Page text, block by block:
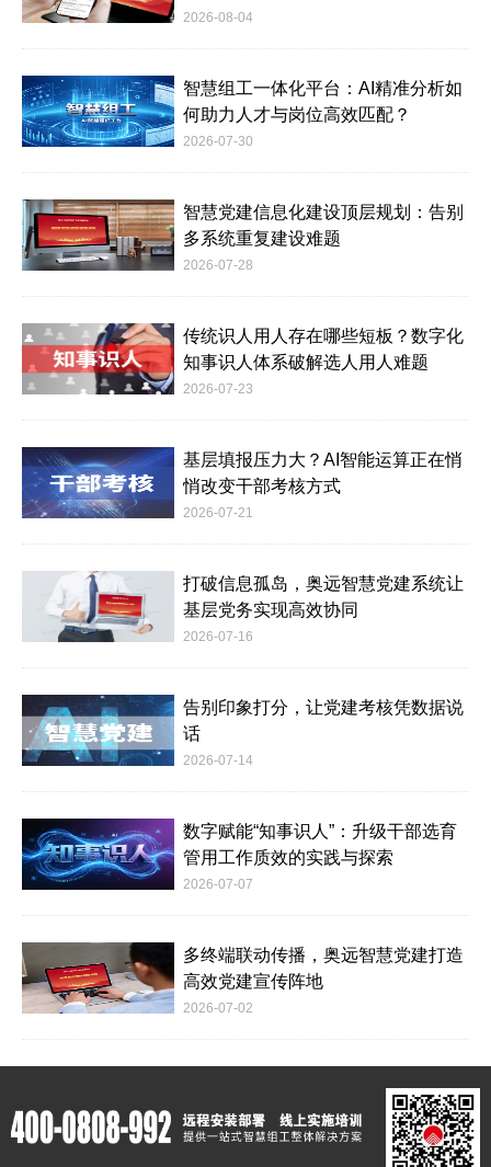
2026-08-04
智慧组工一体化平台：AI精准分析如
何助力人才与岗位高效匹配？
2026-07-30
智慧党建信息化建设顶层规划：告别
多系统重复建设难题
2026-07-28
传统识人用人存在哪些短板？数字化
知事识人体系破解选人用人难题
2026-07-23
基层填报压力大？AI智能运算正在悄
悄改变干部考核方式
2026-07-21
打破信息孤岛，奥远智慧党建系统让
基层党务实现高效协同
2026-07-16
告别印象打分，让党建考核凭数据说
话
2026-07-14
数字赋能“知事识人”：升级干部选育
管用工作质效的实践与探索
2026-07-07
多终端联动传播，奥远智慧党建打造
高效党建宣传阵地
2026-07-02